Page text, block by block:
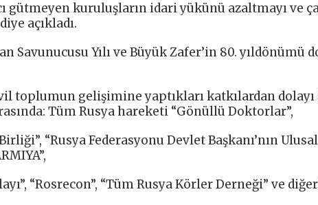
gütmeyen kuruluşların idari yükünü azaltmayı ve
açıkladı.
Savunucusu Yılı ve Büyük Zafer’in 80. yıldönümü
toplumun gelişimine yaptıkları katkılardan
Tüm Rusya hareketi “Gönüllü Doktorlar”,
“Rusya Federasyonu Devlet Başkanı’nın
“Rosrecon”, “Tüm Rusya Körler Derneği” ve